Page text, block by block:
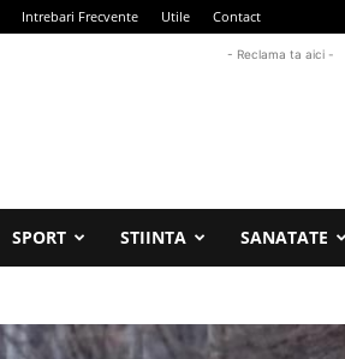
Intrebari Frecvente Utile Contact
- Reclama ta aici -
SPORT STIINTA SANATATE